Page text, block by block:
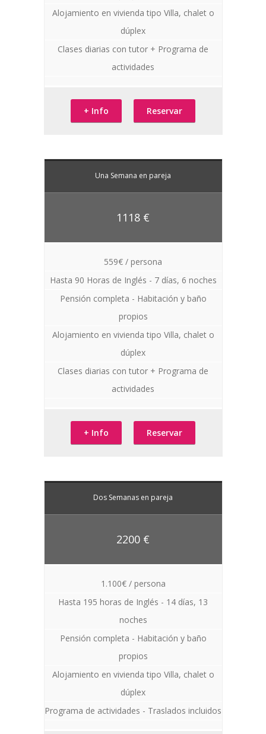
Alojamiento en vivienda tipo Villa, chalet o
dúplex
Clases diarias con tutor + Programa de
actividades
+ Info Reservar
Una Semana en pareja
1118 €
559€ / persona
Hasta 90 Horas de Inglés - 7 días, 6 noches
Pensión completa - Habitación y baño
propios
Alojamiento en vivienda tipo Villa, chalet o
dúplex
Clases diarias con tutor + Programa de
actividades
+ Info Reservar
Dos Semanas en pareja
2200 €
1.100€ / persona
Hasta 195 horas de Inglés - 14 días, 13
noches
Pensión completa - Habitación y baño
propios
Alojamiento en vivienda tipo Villa, chalet o
dúplex
Programa de actividades - Traslados incluidos